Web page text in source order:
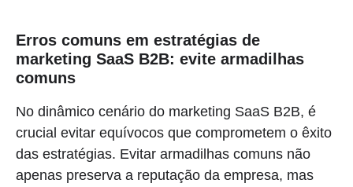
Erros comuns em estratégias de
marketing SaaS B2B: evite armadilhas
comuns
No dinâmico cenário do marketing SaaS B2B, é
crucial evitar equívocos que comprometem o êxito
das estratégias. Evitar armadilhas comuns não
apenas preserva a reputação da empresa, mas